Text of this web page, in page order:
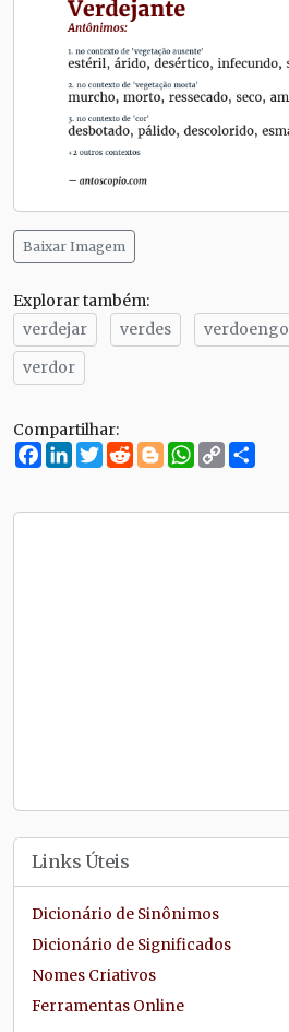
Baixar Imagem
Explorar também:
verdejar
verdes verdoengo
verdor
Compartilhar:
Facebook
LinkedIn
Twitter
RedditBloggerWhatsApp
Copy
Link
Links Úteis
Dicionário de Sinônimos
Dicionário de Significados
Nomes Criativos
Ferramentas Online